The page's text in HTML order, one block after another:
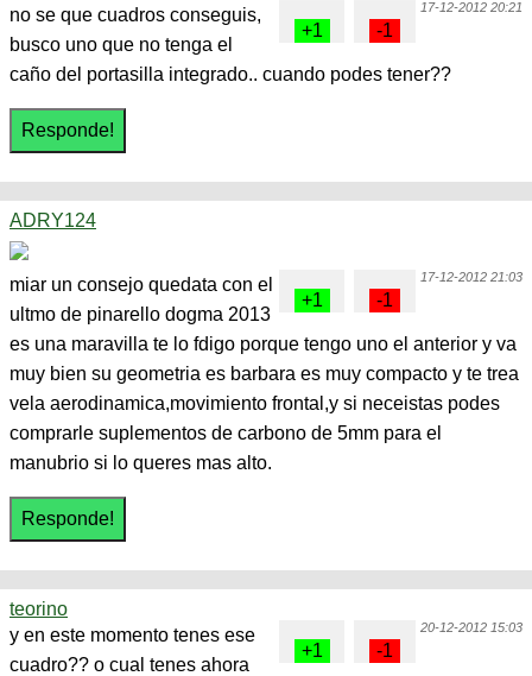
17-12-2012 20:21
no se que cuadros conseguis,
busco uno que no tenga el
caño del portasilla integrado.. cuando podes tener??
ADRY124
17-12-2012 21:03
miar un consejo quedata con el
ultmo de pinarello dogma 2013
es una maravilla te lo fdigo porque tengo uno el anterior y va
muy bien su geometria es barbara es muy compacto y te trea
vela aerodinamica,movimiento frontal,y si neceistas podes
comprarle suplementos de carbono de 5mm para el
manubrio si lo queres mas alto.
teorino
20-12-2012 15:03
y en este momento tenes ese
cuadro?? o cual tenes ahora